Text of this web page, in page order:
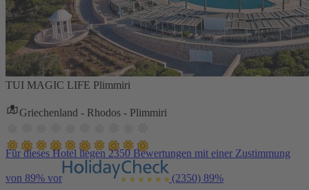
TUI MAGIC LIFE Plimmiri
Griechenland - Rhodos - Plimmiri
Für dieses Hotel liegen 2350 Bewertungen mit einer Zustimmung
von 89% vor (2350) 89%